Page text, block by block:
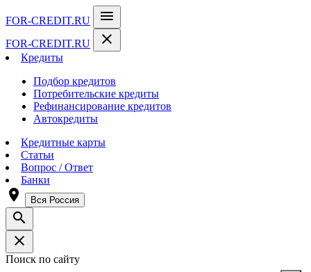
FOR-CREDIT.RU menu
FOR-CREDIT.RU close
Кредиты
Подбор кредитов
Потребительские кредиты
Рефинансирование кредитов
Автокредиты
Кредитные карты
Статьи
Вопрос / Ответ
Банки
room Вся Россия
search
close
Поиск по сайту